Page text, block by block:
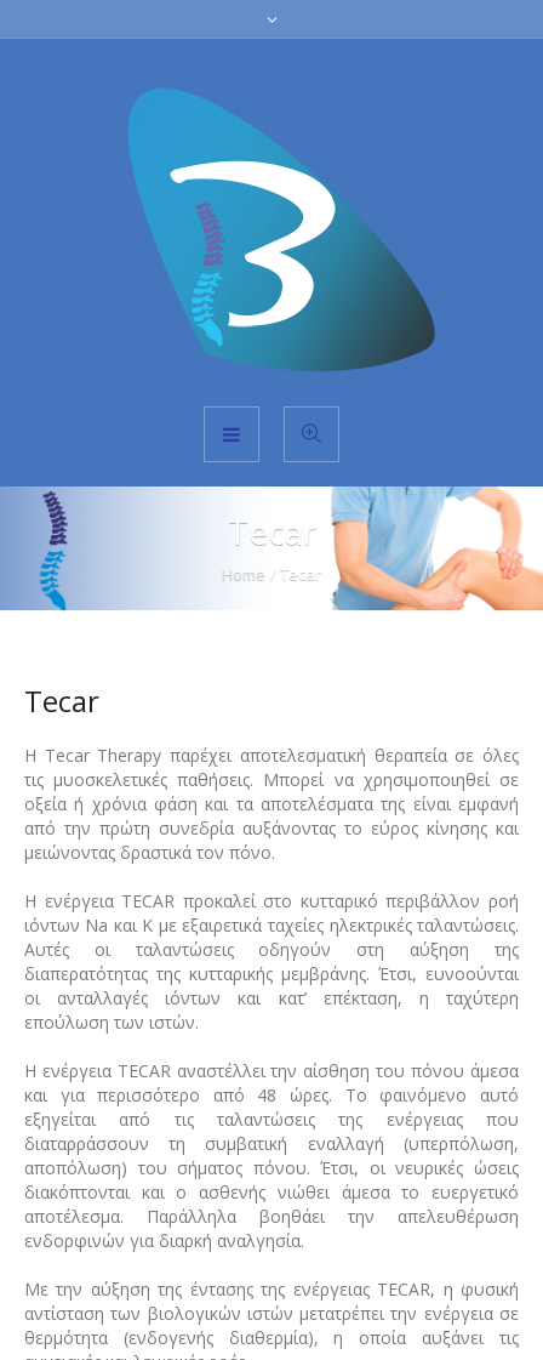
Tecar
Home /Tecar
Tecar
Η Tecar Therapy παρέχει αποτελεσματική θεραπεία σε όλες
τις μυοσκελετικές παθήσεις. Μπορεί να χρησιμοποιηθεί σε
οξεία ή χρόνια φάση και τα αποτελέσματα της είναι εμφανή
από την πρώτη συνεδρία αυξάνοντας το εύρος κίνησης και
μειώνοντας δραστικά τον πόνο.
Η ενέργεια TECAR προκαλεί στο κυτταρικό περιβάλλον ροή
ιόντων Na και Κ με εξαιρετικά ταχείες ηλεκτρικές ταλαντώσεις.
Αυτές οι ταλαντώσεις οδηγούν στη αύξηση της
διαπερατότητας της κυτταρικής μεμβράνης. Έτσι, ευνοούνται
οι ανταλλαγές ιόντων και κατ’ επέκταση, η ταχύτερη
επούλωση των ιστών.
Η ενέργεια TECAR αναστέλλει την αίσθηση του πόνου άμεσα
και για περισσότερο από 48 ώρες. Το φαινόμενο αυτό
εξηγείται από τις ταλαντώσεις της ενέργειας που
διαταρράσσουν τη συμβατική εναλλαγή (υπερπόλωση,
αποπόλωση) του σήματος πόνου. Έτσι, οι νευρικές ώσεις
διακόπτονται και ο ασθενής νιώθει άμεσα το ευεργετικό
αποτέλεσμα. Παράλληλα βοηθάει την απελευθέρωση
ενδορφινών για διαρκή αναλγησία.
Με την αύξηση της έντασης της ενέργειας TECAR, η φυσική
αντίσταση των βιολογικών ιστών μετατρέπει την ενέργεια σε
θερμότητα (ενδογενής διαθερμία), η οποία αυξάνει τις